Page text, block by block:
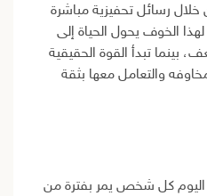
رسائل تحفيزية مباشرة
الخوف يحول الحياة إلى
بينما تبدأ القوة الحقيقية
والتعامل معها بثقة
اليوم كل شخص يمر بفترة من